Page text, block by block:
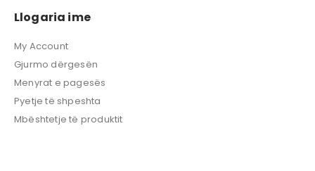
Llogaria ime
My Account
Gjurmo dërgesën
Menyrat e pagesës
Pyetje të shpeshta
Mbështetje të produktit